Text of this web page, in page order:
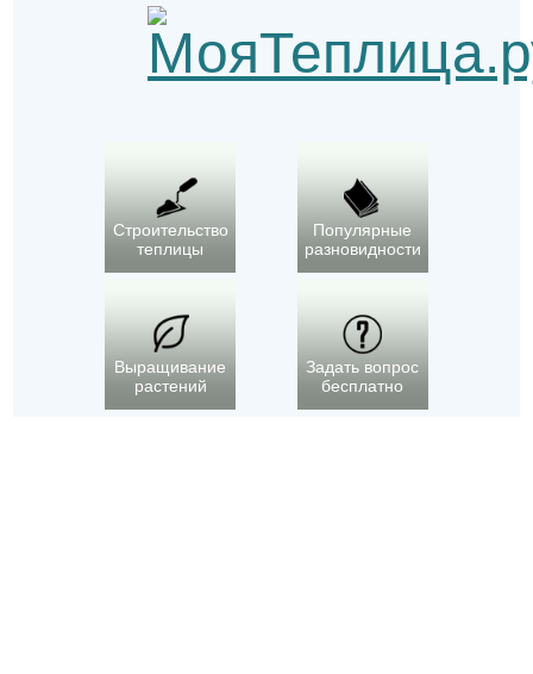
Строительство
теплицы
Популярные
разновидности
Выращивание
растений
Задать вопрос
бесплатно